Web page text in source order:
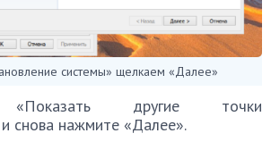
системы» щелкаем «Далее»
другие точки
снова нажмите «Далее».